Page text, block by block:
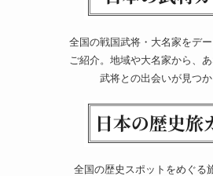
全国の戦国武将・大名家をデ
ご紹介。地域や大名家から、
武将との出会いが見つか
全国の歴史スポットをめぐる